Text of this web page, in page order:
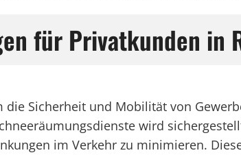
für Privatkunden in
Sicherheit und Mobilität von
wird
im Verkehr zu minimieren.